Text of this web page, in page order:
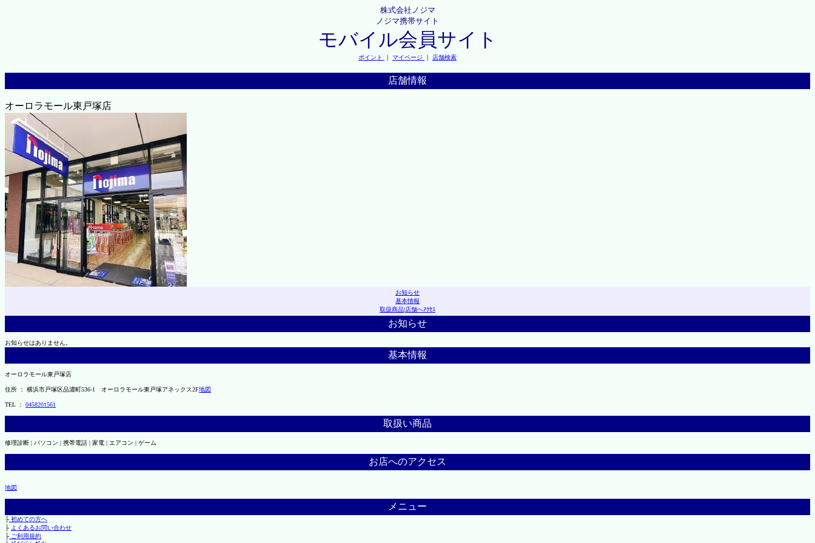
株式会社ノジマ
ノジマ携帯サイト
モバイル会員サイト
ポイント ｜ マイページ ｜ 店舗検索
店舗情報
オーロラモール東戸塚店
お知らせ
基本情報
取扱商品|店舗へｱｸｾｽ
お知らせ
お知らせはありません。
基本情報
オーロラモール東戸塚店
住所 ： 横浜市戸塚区品濃町536-1 オーロラモール東戸塚アネックス2F地図
TEL ： 0458201561
取扱い商品
修理診断 | パソコン | 携帯電話 | 家電 | エアコン | ゲーム
お店へのアクセス
地図
メニュー
├初めての方へ
├ よくあるお問い合わせ
├ご利用規約